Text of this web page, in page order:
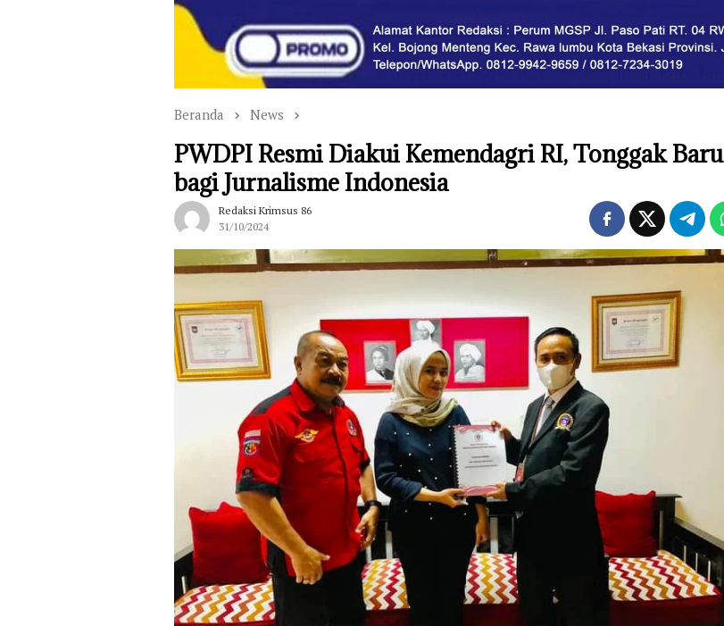
Beranda News
PWDPI Resmi Diakui Kemendagri RI, Tonggak Baru
bagi Jurnalisme Indonesia
Redaksi Krimsus 86
31/10/2024